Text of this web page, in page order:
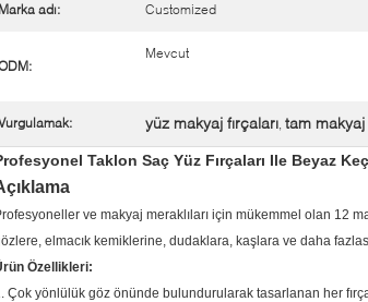
Marka adı: Customized
Mevcut
yüz makyaj fırçaları, tam makyaj
Taklon Saç Yüz Fırçaları Ile Beyaz
ve makyaj meraklıları için mükemmel olan 12
elmacık kemiklerine, dudaklara, kaşlara ve daha
Özellikleri:
Çok yönlülük göz önünde bulundurularak tasarlanan her